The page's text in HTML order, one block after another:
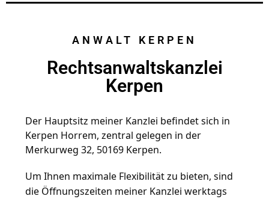
ANWALT KERPEN
Rechtsanwaltskanzlei
Kerpen
Der Hauptsitz meiner Kanzlei befindet sich in
Kerpen Horrem, zentral gelegen in der
Merkurweg 32, 50169 Kerpen.
Um Ihnen maximale Flexibilität zu bieten, sind
die Öffnungszeiten meiner Kanzlei werktags